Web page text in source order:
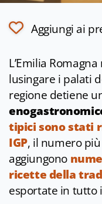
Aggiungi ai
L’Emilia
lusingare i palati
regione detiene
tipici sono stati
IGP, il numero
aggiungono
ricette della
esportate in tutto